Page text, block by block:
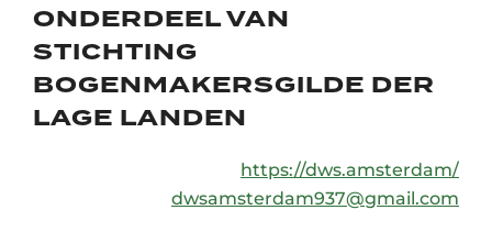
ONDERDEEL VAN
STICHTING
BOGENMAKERSGILDE DER
LAGE LANDEN
https://dws.amsterdam/
dwsamsterdam937@gmail.com